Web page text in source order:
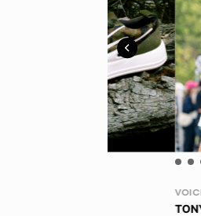
VOICE OF
TONY ALVA